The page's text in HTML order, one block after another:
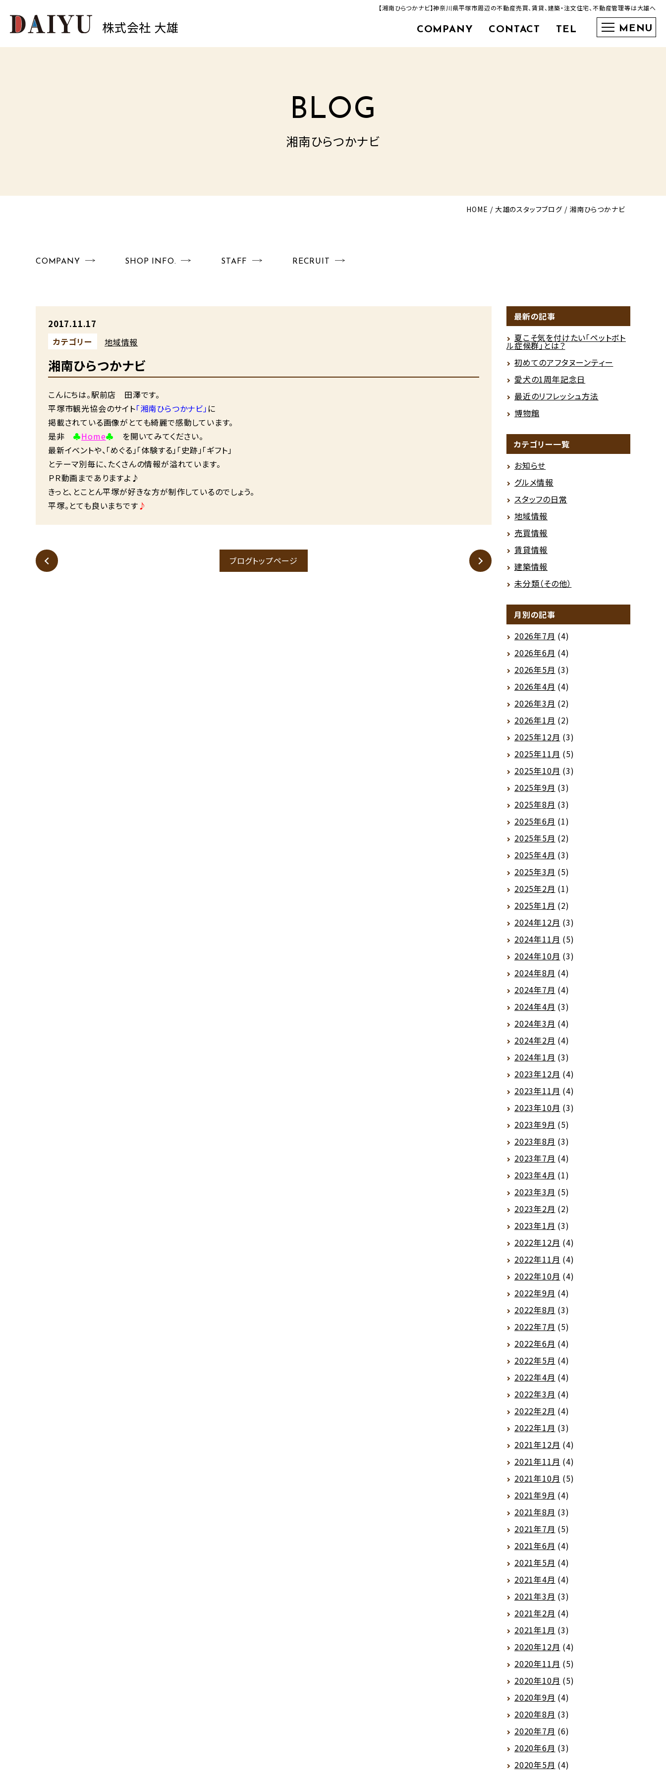
【湘南ひらつかナビ】神奈川県平塚市周辺の不動産売買、賃貸、建築・注文住宅、不動産管理等は大雄へ
株式会社 大雄 COMPANY CONTACT TEL
BLOG
湘南ひらつかナビ
HOME 大雄のスタッフブログ 湘南ひらつかナビ
COMPANY SHOP INFO. STAFF RECRUIT
2017.11.17
カテゴリー 地域情報
湘南ひらつかナビ
こんにちは。駅前店 田澤です。
平塚市観光協会のサイト「湘南ひらつかナビ」 に
掲載されている画像がとても綺麗で感動しています。
是非 ♣Home♣ を開いてみてください。
最新イベントや、「めぐる」「体験する」「史跡」「ギフト」
とテーマ別毎に、たくさんの情報が溢れています。
ＰＲ動画までありますよ♪
きっと、とことん平塚が好きな方が制作しているのでしょう。
平塚。とても良いまちです♪
ブログトップページ
最新の記事
夏こそ気を付けたい「ペットボト
ル症候群」とは？
初めてのアフタヌーンティー
愛犬の1周年記念日
最近のリフレッシュ方法
博物館
カテゴリー一覧
お知らせ
グルメ情報
スタッフの日常
地域情報
売買情報
賃貸情報
建築情報
未分類（その他）
月別の記事
2026年7月 (4)
2026年6月 (4)
2026年5月 (3)
2026年4月 (4)
2026年3月 (2)
2026年1月 (2)
2025年12月 (3)
2025年11月 (5)
2025年10月 (3)
2025年9月 (3)
2025年8月 (3)
2025年6月 (1)
2025年5月 (2)
2025年4月 (3)
2025年3月 (5)
2025年2月 (1)
2025年1月 (2)
2024年12月 (3)
2024年11月 (5)
2024年10月 (3)
2024年8月 (4)
2024年7月 (4)
2024年4月 (3)
2024年3月 (4)
2024年2月 (4)
2024年1月 (3)
2023年12月 (4)
2023年11月 (4)
2023年10月 (3)
2023年9月 (5)
2023年8月 (3)
2023年7月 (4)
2023年4月 (1)
2023年3月 (5)
2023年2月 (2)
2023年1月 (3)
2022年12月 (4)
2022年11月 (4)
2022年10月 (4)
2022年9月 (4)
2022年8月 (3)
2022年7月 (5)
2022年6月 (4)
2022年5月 (4)
2022年4月 (4)
2022年3月 (4)
2022年2月 (4)
2022年1月 (3)
2021年12月 (4)
2021年11月 (4)
2021年10月 (5)
2021年9月 (4)
2021年8月 (3)
2021年7月 (5)
2021年6月 (4)
2021年5月 (4)
2021年4月 (4)
2021年3月 (3)
2021年2月 (4)
2021年1月 (3)
2020年12月 (4)
2020年11月 (5)
2020年10月 (5)
2020年9月 (4)
2020年8月 (3)
2020年7月 (6)
2020年6月 (3)
2020年5月 (4)